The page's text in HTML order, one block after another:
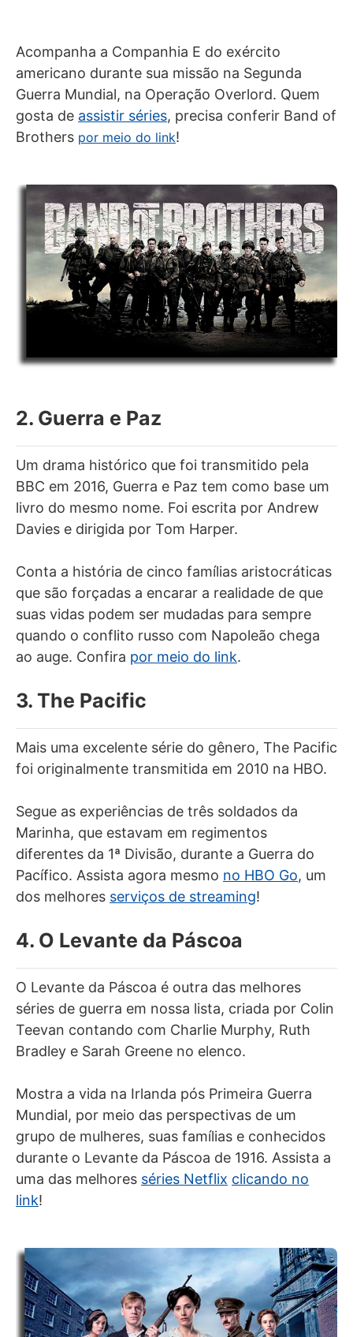
Acompanha a Companhia E do exército
americano durante sua missão na Segunda
Guerra Mundial, na Operação Overlord. Quem
gosta de assistir séries, precisa conferir Band of
Brothers por meio do link!
2. Guerra e Paz
Um drama histórico que foi transmitido pela
BBC em 2016, Guerra e Paz tem como base um
livro do mesmo nome. Foi escrita por Andrew
Davies e dirigida por Tom Harper.
Conta a história de cinco famílias aristocráticas
que são forçadas a encarar a realidade de que
suas vidas podem ser mudadas para sempre
quando o conflito russo com Napoleão chega
ao auge. Confira por meio do link.
3. The Pacific
Mais uma excelente série do gênero, The Pacific
foi originalmente transmitida em 2010 na HBO.
Segue as experiências de três soldados da
Marinha, que estavam em regimentos
diferentes da 1ª Divisão, durante a Guerra do
Pacífico. Assista agora mesmo no HBO Go, um
dos melhores serviços de streaming!
4. O Levante da Páscoa
O Levante da Páscoa é outra das melhores
séries de guerra em nossa lista, criada por Colin
Teevan contando com Charlie Murphy, Ruth
Bradley e Sarah Greene no elenco.
Mostra a vida na Irlanda pós Primeira Guerra
Mundial, por meio das perspectivas de um
grupo de mulheres, suas famílias e conhecidos
durante o Levante da Páscoa de 1916. Assista a
uma das melhores séries Netflix clicando no
link!